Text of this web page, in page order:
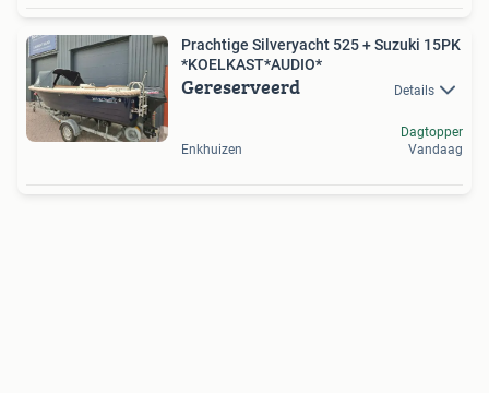
Prachtige Silveryacht 525 + Suzuki 15PK
*KOELKAST*AUDIO*
Gereserveerd Details
Enkhuizen
Dagtopper
Vandaag